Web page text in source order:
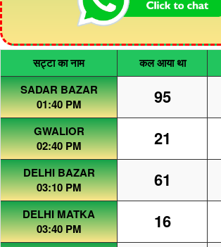
सट्टा का नाम कल आया था
SADAR BAZAR
01:40 PM
95
GWALIOR
02:40 PM
21
DELHI BAZAR
03:10 PM
61
DELHI MATKA
03:40 PM
16